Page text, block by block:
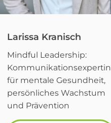
Larissa Kranisch
Mindful Leadership:
Kommunikationsexpertin
für mentale Gesundheit,
persönliches Wachstum
und Prävention